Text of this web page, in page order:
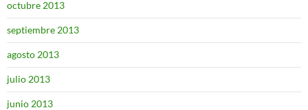
octubre 2013
septiembre 2013
agosto 2013
julio 2013
junio 2013